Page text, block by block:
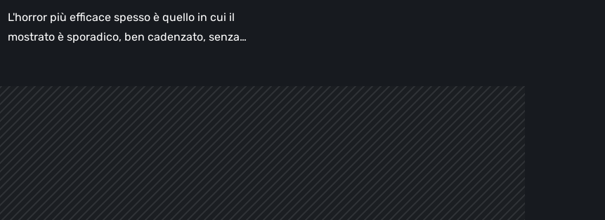
L'horror più efficace spesso è quello in cui il
mostrato è sporadico, ben cadenzato, senza…